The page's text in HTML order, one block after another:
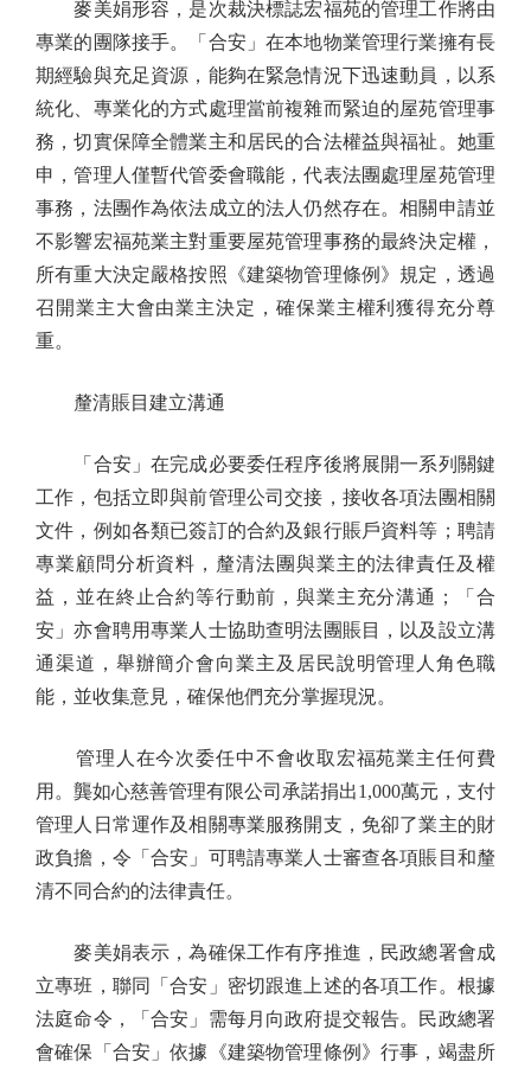
麥美娟形容，是次裁決標誌宏福苑的管理工作將由
專業的團隊接手。「合安」在本地物業管理行業擁有長
期經驗與充足資源，能夠在緊急情況下迅速動員，以系
統化、專業化的方式處理當前複雜而緊迫的屋苑管理事
務，切實保障全體業主和居民的合法權益與福祉。她重
申，管理人僅暫代管委會職能，代表法團處理屋苑管理
事務，法團作為依法成立的法人仍然存在。相關申請並
不影響宏福苑業主對重要屋苑管理事務的最終決定權，
所有重大決定嚴格按照《建築物管理條例》規定，透過
召開業主大會由業主決定，確保業主權利獲得充分尊
重。
釐清賬目建立溝通
「合安」在完成必要委任程序後將展開一系列關鍵
工作，包括立即與前管理公司交接，接收各項法團相關
文件，例如各類已簽訂的合約及銀行賬戶資料等；聘請
專業顧問分析資料，釐清法團與業主的法律責任及權
益，並在終止合約等行動前，與業主充分溝通；「合
安」亦會聘用專業人士協助查明法團賬目，以及設立溝
通渠道，舉辦簡介會向業主及居民說明管理人角色職
能，並收集意見，確保他們充分掌握現況。
管理人在今次委任中不會收取宏福苑業主任何費
用。龔如心慈善管理有限公司承諾捐出1,000萬元，支付
管理人日常運作及相關專業服務開支，免卻了業主的財
政負擔，令「合安」可聘請專業人士審查各項賬目和釐
清不同合約的法律責任。
麥美娟表示，為確保工作有序推進，民政總署會成
立專班，聯同「合安」密切跟進上述的各項工作。根據
法庭命令，「合安」需每月向政府提交報告。民政總署
會確保「合安」依據《建築物管理條例》行事，竭盡所